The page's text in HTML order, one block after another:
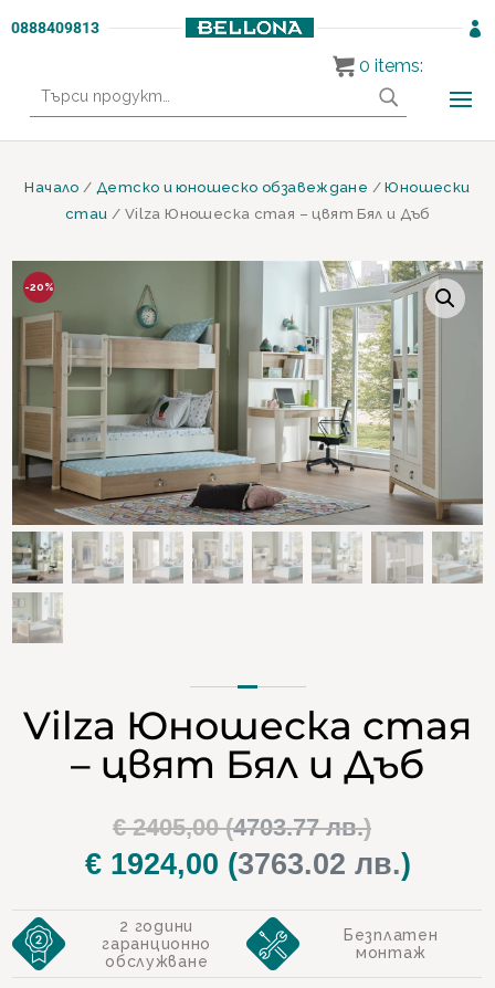
0888409813 
за:
Начало / Детско и юношеско обзавеждане /Юношески
стаи / Vilza Юношеска стая – цвят Бял и Дъб
-20%
Vilza Юношеска стая
– цвят Бял и Дъб
€2405,00(4703.77 лв.)
price
€ 2405,00.
€1924,00 (3763.02 лв.)
е:
€
2 години
гаранционно
обслужване
Безплатен
монтаж
0 items: